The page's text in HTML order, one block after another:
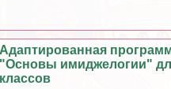
Адаптированная
"Основы имиджелогии"
классов